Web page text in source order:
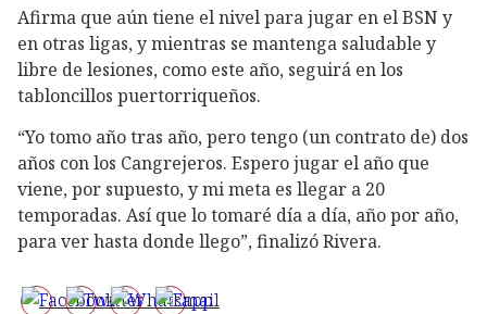
Afirma que aún tiene el nivel para jugar en el BSN y
en otras ligas, y mientras se mantenga saludable y
libre de lesiones, como este año, seguirá en los
tabloncillos puertorriqueños.
“Yo tomo año tras año, pero tengo (un contrato de) dos
años con los Cangrejeros. Espero jugar el año que
viene, por supuesto, y mi meta es llegar a 20
temporadas. Así que lo tomaré día a día, año por año,
para ver hasta donde llego”, finalizó Rivera.